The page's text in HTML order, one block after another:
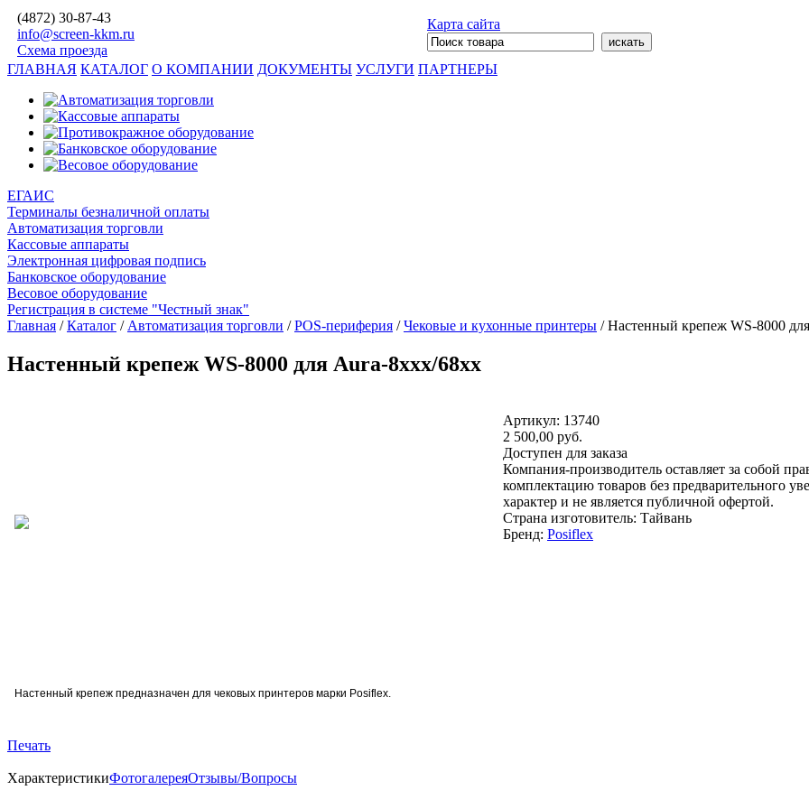
(4872) 30-87-43
info@screen-kkm.ru
Схема проезда
Карта сайта
ГЛАВНАЯ КАТАЛОГ О КОМПАНИИ ДОКУМЕНТЫ УСЛУГИ ПАРТНЕРЫ
ЕГАИС
Терминалы безналичной оплаты
Автоматизация торговли
Кассовые аппараты
Электронная цифровая подпись
Банковское оборудование
Весовое оборудование
Регистрация в системе "Честный знак"
Главная / Каталог / Автоматизация торговли / POS-периферия / Чековые и кухонные принтеры / Настенный крепеж WS-8000
Настенный крепеж WS-8000 для Aura-8xxx/68хх
Артикул: 13740
2 500,00 руб.
Доступен для заказа
Компания-производитель оставляет за собой
комплектацию товаров без предварительного
характер и не является публичной офертой.
Страна изготовитель: Тайвань
Бренд: Posiflex
Настенный крепеж предназначен для чековых принтеров марки Posiflex.
Печать
ХарактеристикиФотогалереяОтзывы/Вопросы